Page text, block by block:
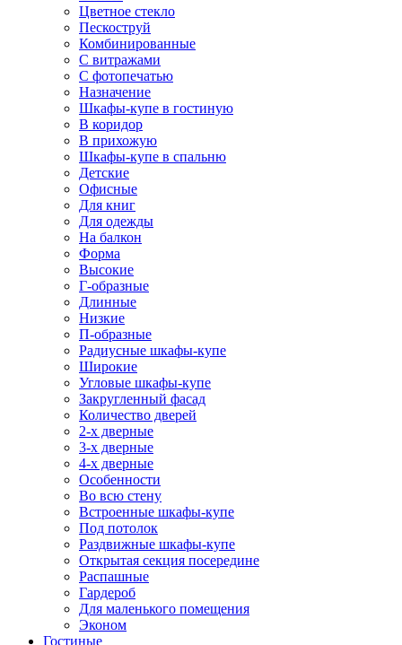
Цветное стекло
Пескоструй
Комбинированные
С витражами
С фотопечатью
Назначение
Шкафы-купе в гостиную
В коридор
В прихожую
Шкафы-купе в спальню
Детские
Офисные
Для книг
Для одежды
На балкон
Форма
Высокие
Г-образные
Длинные
Низкие
П-образные
Радиусные шкафы-купе
Широкие
Угловые шкафы-купе
Закругленный фасад
Количество дверей
2-х дверные
3-х дверные
4-х дверные
Особенности
Во всю стену
Встроенные шкафы-купе
Под потолок
Раздвижные шкафы-купе
Открытая секция посередине
Распашные
Гардероб
Для маленького помещения
Эконом
Гостиные